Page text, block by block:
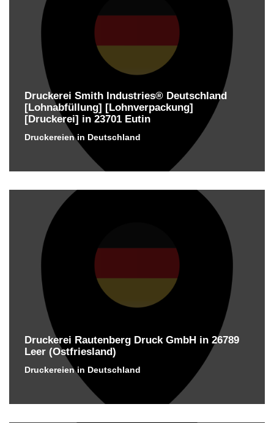
Druckerei Smith Industries® Deutschland
[Lohnabfüllung] [Lohnverpackung]
[Druckerei] in 23701 Eutin
Druckereien in Deutschland
Druckerei Rautenberg Druck GmbH in 26789
Leer (Ostfriesland)
Druckereien in Deutschland